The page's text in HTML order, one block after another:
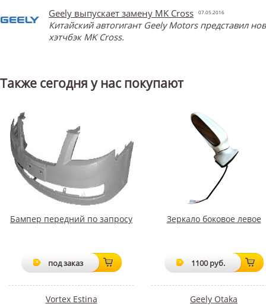
Geely выпускает замену MK Cross 07.05.2016
Китайский автогигант Geely Motors представил
хэтчбэк MK Cross.
Также сегодня у нас покупают
Бампер передний по запросу
под заказ
Vortex Estina
Зеркало боковое левое
1100 руб.
Geely Otaka